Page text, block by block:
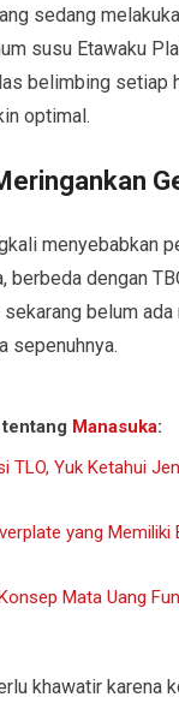
sedang
susu Etawaku
belimbing setiap
optimal.
menyebabkan
berbeda dengan
belum
sepenuhnya.
Manasuka:
TLO, Yuk Ketahui
yang Memiliki
Mata Uang
khawatir karena